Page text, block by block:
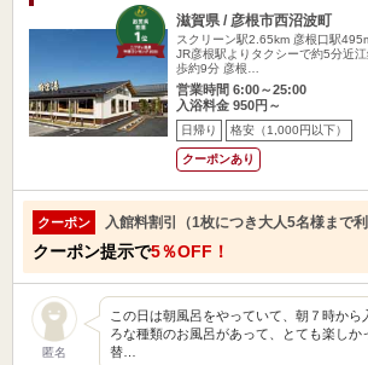
滋賀県 / 彦根市西沼波町
スクリーン駅2.65km 彦根口駅
JR彦根駅よりタクシーで約5分近
歩約9分 彦根…
営業時間 6:00～25:00
入浴料金 950円～
日帰り 格安（1,000円以下）
クーポンあり
クーポン 入館料割引（1枚につき大人5名様まで利
クーポン提示で5％OFF！
匿名
この日は朝風呂をやっていて、朝７時から
ろな種類のお風呂があって、とても楽しか
替…